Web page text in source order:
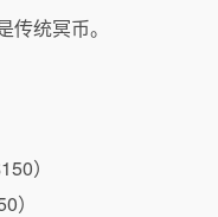
统冥币。
）
）